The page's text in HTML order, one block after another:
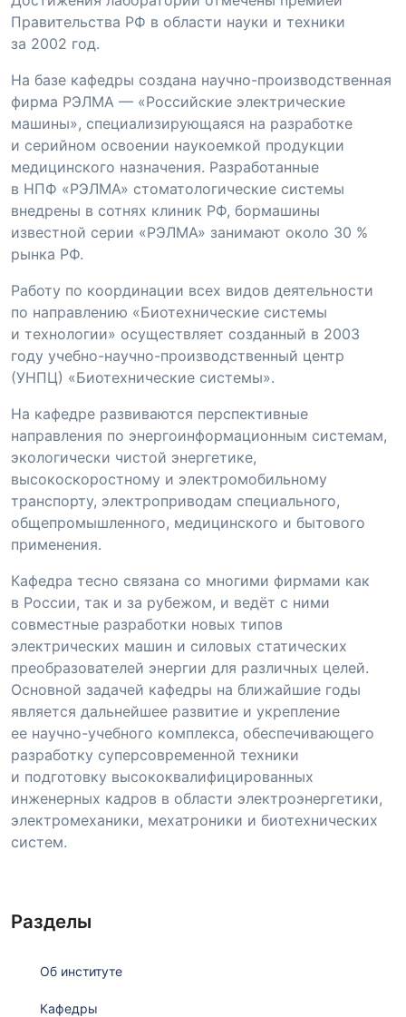
Правительства РФ в области науки и техники
за 2002 год.
На базе кафедры создана научно-производственная
фирма РЭЛМА — «Российские электрические
машины», специализирующаяся на разработке
и серийном освоении наукоемкой продукции
медицинского назначения. Разработанные
в НПФ «РЭЛМА» стоматологические системы
внедрены в сотнях клиник РФ, бормашины
известной серии «РЭЛМА» занимают около 30 %
рынка РФ.
Работу по координации всех видов деятельности
по направлению «Биотехнические системы
и технологии» осуществляет созданный в 2003
году учебно-научно-производственный центр
(УНПЦ) «Биотехнические системы».
На кафедре развиваются перспективные
направления по энергоинформационным системам,
экологически чистой энергетике,
высокоскоростному и электромобильному
транспорту, электроприводам специального,
общепромышленного, медицинского и бытового
применения.
Кафедра тесно связана со многими фирмами как
в России, так и за рубежом, и ведёт с ними
совместные разработки новых типов
электрических машин и силовых статических
преобразователей энергии для различных целей.
Основной задачей кафедры на ближайшие годы
является дальнейшее развитие и укрепление
ее научно-учебного комплекса, обеспечивающего
разработку суперсовременной техники
и подготовку высококвалифицированных
инженерных кадров в области электроэнергетики,
электромеханики, мехатроники и биотехнических
систем.
Разделы
Об институте
Кафедры